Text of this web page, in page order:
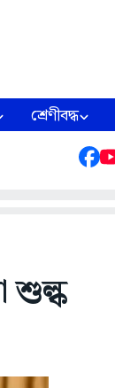
শ্রেণীবদ্ধ
শুল্ক